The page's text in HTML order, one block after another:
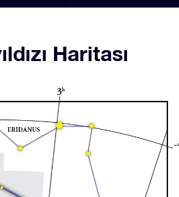
Haritası